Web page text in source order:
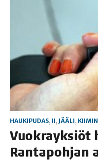
HAUKIPUDAS, II, JÄÄLI,
Vuo­krayk­siöt
Ran­ta­poh­jan